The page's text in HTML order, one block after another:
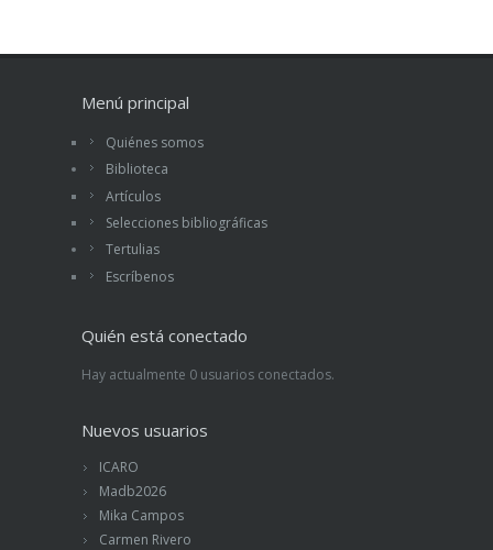
Menú principal
Quiénes somos
Biblioteca
Artículos
Selecciones bibliográficas
Tertulias
Escríbenos
Quién está conectado
Hay actualmente 0 usuarios conectados.
Nuevos usuarios
ICARO
Madb2026
Mika Campos
Carmen Rivero